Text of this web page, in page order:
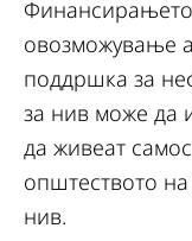
Финансирањето
овозможување
поддршка за
за нив може да
да живеат
општеството
нив.